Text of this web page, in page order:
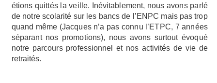
étionsquittés aveill e. névitab lement, nousavons parl é
de notre sco larité sur les bancsde l’ENPC mais pastrop
quand même (Jacques n’a pasconnu l’ETPC, 7années
séparant nos promotions), nous avons surtoutévoqué
notre parcours professionne et nos activités de vie de
retraités.